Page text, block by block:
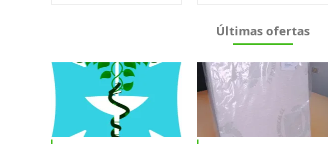
Últimas ofertas